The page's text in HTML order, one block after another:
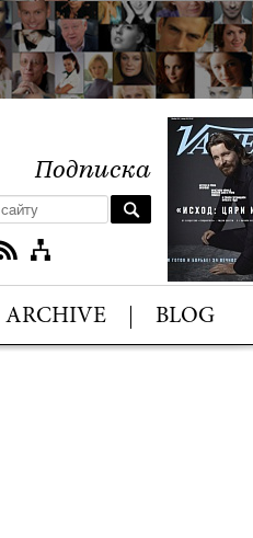
Подписка
ARCHIVE BLOG